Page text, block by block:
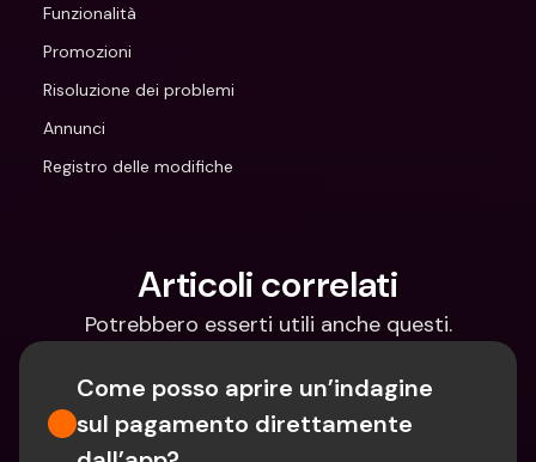
Funzionalità
Promozioni
Risoluzione dei problemi
Annunci
Registro delle modifiche
Articoli correlati
Potrebbero esserti utili anche questi.
Come posso aprire un’indagine
sul pagamento direttamente